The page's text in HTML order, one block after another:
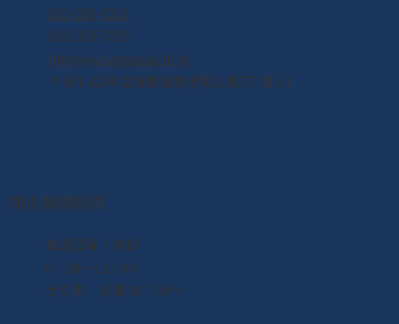
2026年5月営業カレンダー
022-395-7211
022-395-7235
info@yuriageasaichi.jp
〒981-1204 宮城県名取市閖上東3丁目5-1
朝市開場時間
​毎週日曜・祝日
6：00〜13：00
せり市 日曜 10：00〜